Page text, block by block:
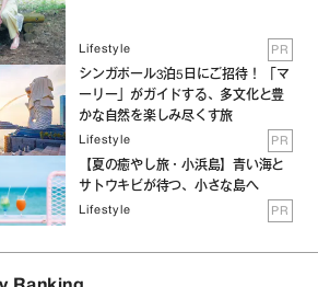
Lifestyle PR
シンガポール3泊5日にご招待！ 「マ
ーリー」がガイドする、多文化と豊
かな自然を楽しみ尽くす旅
Lifestyle PR
【夏の癒やし旅・小浜島】青い海と
サトウキビが待つ、小さな島へ
Lifestyle PR